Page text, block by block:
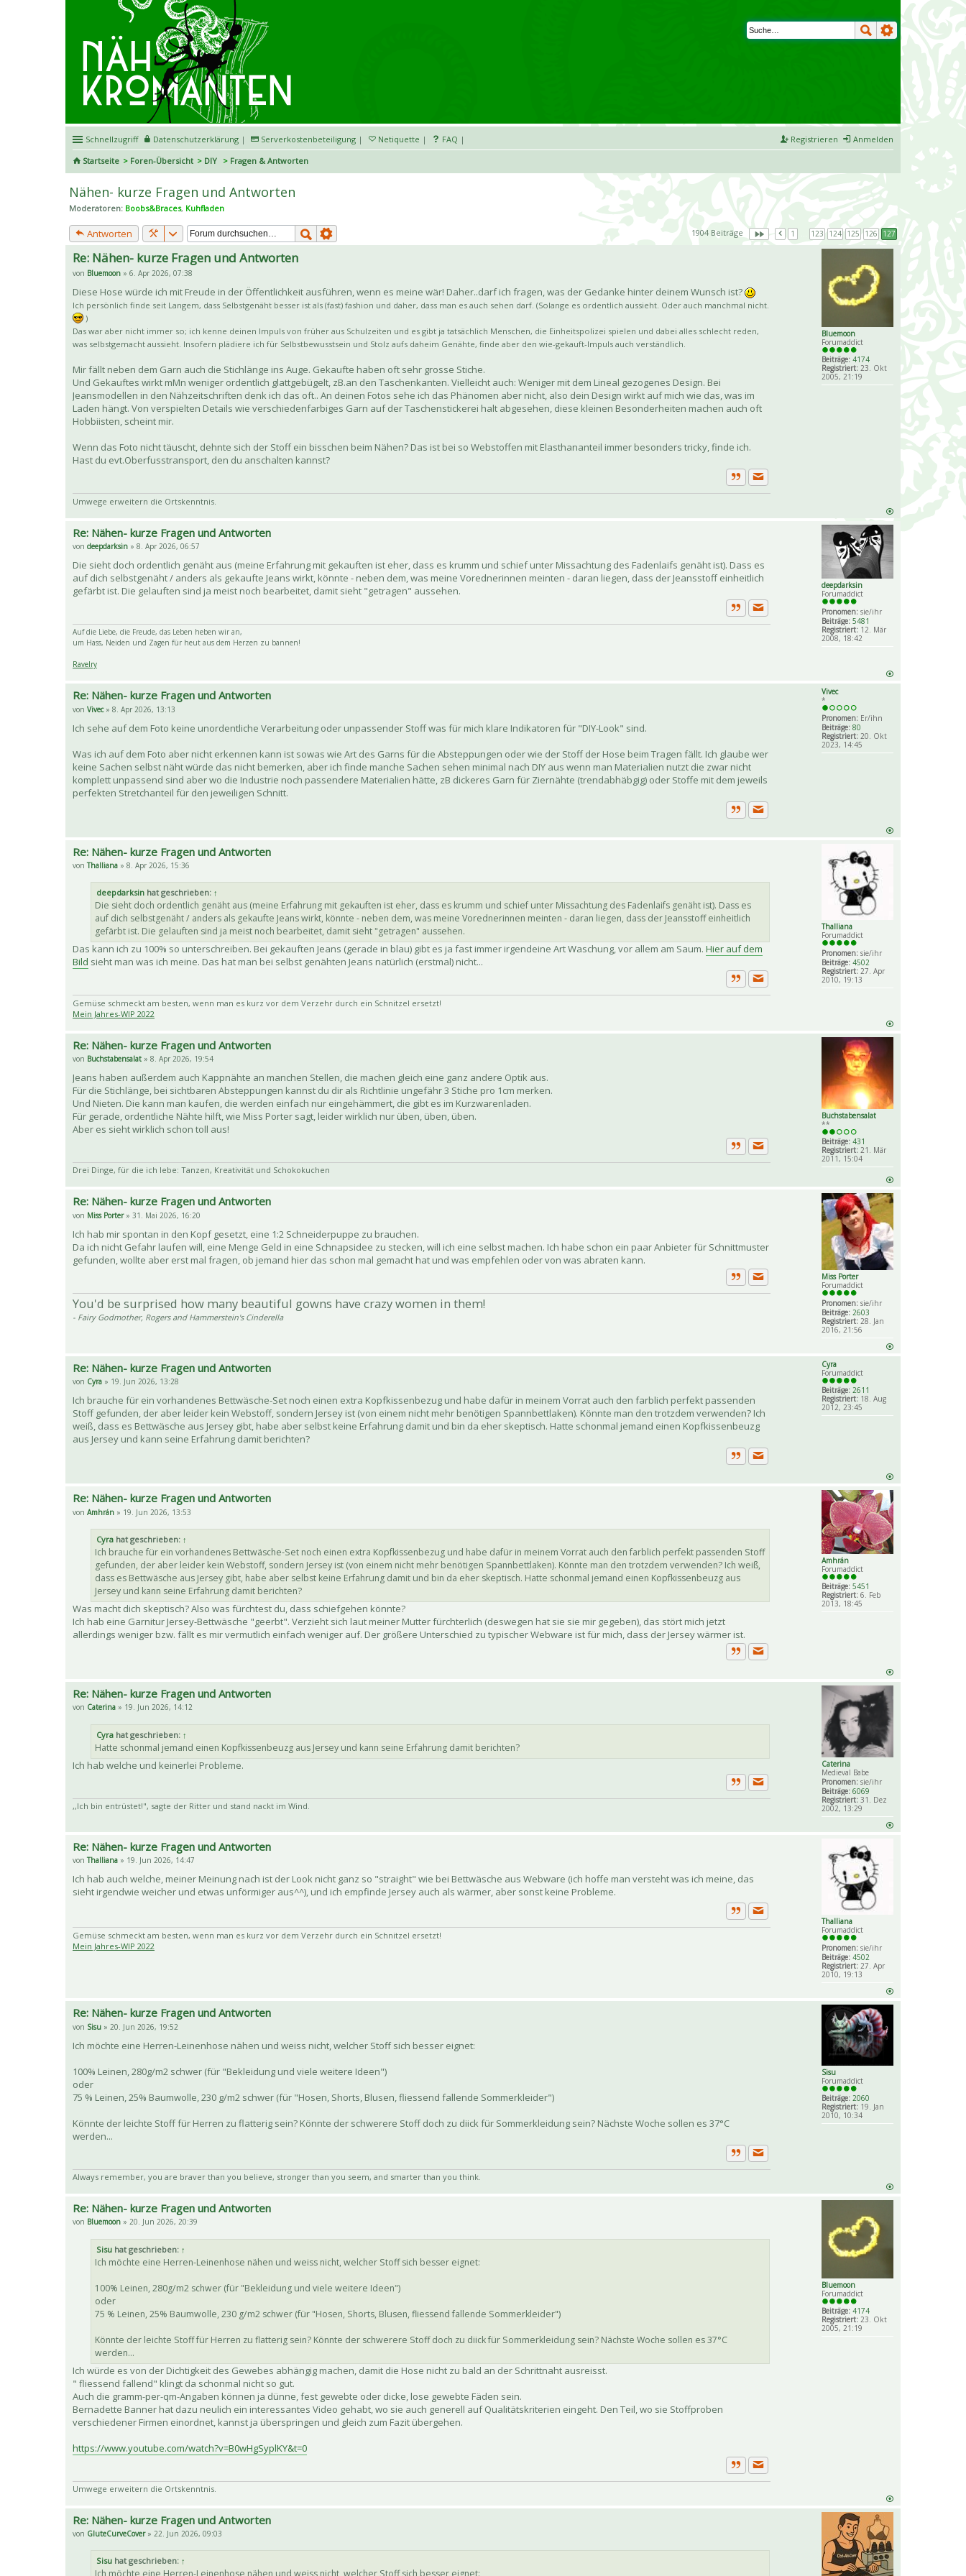
Schnellzugriff Datenschutzerklärung | Serverkostenbeteiligung | Netiquette | FAQ | Anmelden
Registrieren
Startseite
Foren-Übersicht DIY Fragen & Antworten
Nähen- kurze Fragen und Antworten
Moderatoren: Boobs&Braces, Kuhfladen
Antworten 1904 Beiträge 1 123 124 125 126 127
Bluemoon
Forumaddict
Beiträge: 4174
Registriert: 23. Okt
2005, 21:19
Re: Nähen- kurze Fragen und Antworten
von Bluemoon » 6. Apr 2026, 07:38
Diese Hose würde ich mit Freude in der Öffentlichkeit ausführen, wenn es meine wär! Daher..darf ich fragen, was der Gedanke hinter deinem Wunsch ist?
Ich persönlich finde seit Langem, dass Selbstgenäht besser ist als (fast) fashion und daher, dass man es auch sehen darf. (Solange es ordentlich aussieht. Oder auch manchmal nicht.
)
Das war aber nicht immer so; ich kenne deinen Impuls von früher aus Schulzeiten und es gibt ja tatsächlich Menschen, die Einheitspolizei spielen und dabei alles schlecht reden,
was selbstgemacht aussieht. Insofern plädiere ich für Selbstbewusstsein und Stolz aufs daheim Genähte, finde aber den wie-gekauft-Impuls auch verständlich.
Mir fällt neben dem Garn auch die Stichlänge ins Auge. Gekaufte haben oft sehr grosse Stiche.
Und Gekauftes wirkt mMn weniger ordentlich glattgebügelt, zB.an den Taschenkanten. Vielleicht auch: Weniger mit dem Lineal gezogenes Design. Bei
Jeansmodellen in den Nähzeitschriften denk ich das oft.. An deinen Fotos sehe ich das Phänomen aber nicht, also dein Design wirkt auf mich wie das, was im
Laden hängt. Von verspielten Details wie verschiedenfarbiges Garn auf der Taschenstickerei halt abgesehen, diese kleinen Besonderheiten machen auch oft
Hobbiisten, scheint mir.
Wenn das Foto nicht täuscht, dehnte sich der Stoff ein bisschen beim Nähen? Das ist bei so Webstoffen mit Elasthananteil immer besonders tricky, finde ich.
Hast du evt.Oberfusstransport, den du anschalten kannst?
ZitatPrivate Nachricht senden
Umwege erweitern die Ortskenntnis.
deepdarksin
Forumaddict
Pronomen: sie/ihr
Beiträge: 5481
Registriert: 12. Mär
2008, 18:42
Re: Nähen- kurze Fragen und Antworten
von deepdarksin » 8. Apr 2026, 06:57
Die sieht doch ordentlich genäht aus (meine Erfahrung mit gekauften ist eher, dass es krumm und schief unter Missachtung des Fadenlaifs genäht ist). Dass es
auf dich selbstgenäht / anders als gekaufte Jeans wirkt, könnte - neben dem, was meine Vorednerinnen meinten - daran liegen, dass der Jeansstoff einheitlich
gefärbt ist. Die gelauften sind ja meist noch bearbeitet, damit sieht "getragen" aussehen.
ZitatPrivate Nachricht senden
Auf die Liebe, die Freude, das Leben heben wir an,
um Hass, Neiden und Zagen für heut aus dem Herzen zu bannen!
Ravelry
Vivec
*
Pronomen: Er/ihn
Beiträge: 80
Registriert: 20. Okt
2023, 14:45
Re: Nähen- kurze Fragen und Antworten
von Vivec» 8. Apr 2026, 13:13
Ich sehe auf dem Foto keine unordentliche Verarbeitung oder unpassender Stoff was für mich klare Indikatoren für "DIY-Look" sind.
Was ich auf dem Foto aber nicht erkennen kann ist sowas wie Art des Garns für die Absteppungen oder wie der Stoff der Hose beim Tragen fällt. Ich glaube wer
keine Sachen selbst näht würde das nicht bemerken, aber ich finde manche Sachen sehen minimal nach DIY aus wenn man Materialien nutzt die zwar nicht
komplett unpassend sind aber wo die Industrie noch passendere Materialien hätte, zB dickeres Garn für Ziernähte (trendabhäbgig) oder Stoffe mit dem jeweils
perfekten Stretchanteil für den jeweiligen Schnitt.
ZitatPrivate Nachricht senden
Thalliana
Forumaddict
Pronomen: sie/ihr
Beiträge: 4502
Registriert: 27. Apr
2010, 19:13
Re: Nähen- kurze Fragen und Antworten
vonThalliana » 8. Apr 2026, 15:36
deepdarksin hat geschrieben: ↑
Die sieht doch ordentlich genäht aus (meine Erfahrung mit gekauften ist eher, dass es krumm und schief unter Missachtung des Fadenlaifs genäht ist). Dass es
auf dich selbstgenäht / anders als gekaufte Jeans wirkt, könnte - neben dem, was meine Vorednerinnen meinten - daran liegen, dass der Jeansstoff einheitlich
gefärbt ist. Die gelauften sind ja meist noch bearbeitet, damit sieht "getragen" aussehen.
Das kann ich zu 100% so unterschreiben. Bei gekauften Jeans (gerade in blau) gibt es ja fast immer irgendeine Art Waschung, vor allem am Saum. Hier auf dem
Bild sieht man was ich meine. Das hat man bei selbst genähten Jeans natürlich (erstmal) nicht...
ZitatPrivate Nachricht senden
Gemüse schmeckt am besten, wenn man es kurz vor dem Verzehr durch ein Schnitzel ersetzt!
Mein Jahres-WIP 2022
Buchstabensalat
**
Beiträge: 431
Registriert: 21. Mär
2011, 15:04
Re: Nähen- kurze Fragen und Antworten
von Buchstabensalat » 8. Apr 2026, 19:54
Jeans haben außerdem auch Kappnähte an manchen Stellen, die machen gleich eine ganz andere Optik aus.
Für die Stichlänge, bei sichtbaren Absteppungen kannst du dir als Richtlinie ungefähr 3 Stiche pro 1cm merken.
Und Nieten. Die kann man kaufen, die werden einfach nur eingehämmert, die gibt es im Kurzwarenladen.
Für gerade, ordentliche Nähte hilft, wie Miss Porter sagt, leider wirklich nur üben, üben, üben.
Aber es sieht wirklich schon toll aus!
ZitatPrivate Nachricht senden
Drei Dinge, für die ich lebe: Tanzen, Kreativität und Schokokuchen
Miss Porter
Forumaddict
Pronomen: sie/ihr
Beiträge: 2603
Registriert: 28. Jan
2016, 21:56
Re: Nähen- kurze Fragen und Antworten
von Miss Porter» 31. Mai 2026, 16:20
Ich hab mir spontan in den Kopf gesetzt, eine 1:2 Schneiderpuppe zu brauchen.
Da ich nicht Gefahr laufen will, eine Menge Geld in eine Schnapsidee zu stecken, will ich eine selbst machen. Ich habe schon ein paar Anbieter für Schnittmuster
gefunden, wollte aber erst mal fragen, ob jemand hier das schon mal gemacht hat und was empfehlen oder von was abraten kann.
ZitatPrivate Nachricht senden
You'd be surprised how many beautiful gowns have crazy women in them!
- Fairy Godmother, Rogers and Hammerstein's Cinderella
Cyra
Forumaddict
Beiträge: 2611
Registriert: 18. Aug
2012, 23:45
Re: Nähen- kurze Fragen und Antworten
von Cyra » 19. Jun 2026, 13:28
Ich brauche für ein vorhandenes Bettwäsche-Set noch einen extra Kopfkissenbezug und habe dafür in meinem Vorrat auch den farblich perfekt passenden
Stoff gefunden, der aber leider kein Webstoff, sondern Jersey ist (von einem nicht mehr benötigen Spannbettlaken). Könnte man den trotzdem verwenden? Ich
weiß, dass es Bettwäsche aus Jersey gibt, habe aber selbst keine Erfahrung damit und bin da eher skeptisch. Hatte schonmal jemand einen Kopfkissenbeuzg
aus Jersey und kann seine Erfahrung damit berichten?
ZitatPrivate Nachricht senden
Amhrán
Forumaddict
Beiträge: 5451
Registriert: 6. Feb
2013, 18:45
Re: Nähen- kurze Fragen und Antworten
von Amhrán » 19. Jun 2026, 13:53
Cyra hat geschrieben: ↑
Ich brauche für ein vorhandenes Bettwäsche-Set noch einen extra Kopfkissenbezug und habe dafür in meinem Vorrat auch den farblich perfekt passenden Stoff
gefunden, der aber leider kein Webstoff, sondern Jersey ist (von einem nicht mehr benötigen Spannbettlaken). Könnte man den trotzdem verwenden? Ich weiß,
dass es Bettwäsche aus Jersey gibt, habe aber selbst keine Erfahrung damit und bin da eher skeptisch. Hatte schonmal jemand einen Kopfkissenbeuzg aus
Jersey und kann seine Erfahrung damit berichten?
Was macht dich skeptisch? Also was fürchtest du, dass schiefgehen könnte?
Ich hab eine Garnitur Jersey-Bettwäsche "geerbt". Verzieht sich laut meiner Mutter fürchterlich (deswegen hat sie sie mir gegeben), das stört mich jetzt
allerdings weniger bzw. fällt es mir vermutlich einfach weniger auf. Der größere Unterschied zu typischer Webware ist für mich, dass der Jersey wärmer ist.
ZitatPrivate Nachricht senden
Caterina
Medieval Babe
Pronomen: sie/ihr
Beiträge: 6069
Registriert: 31. Dez
2002, 13:29
Re: Nähen- kurze Fragen und Antworten
von Caterina » 19. Jun 2026, 14:12
Cyra hat geschrieben: ↑
Hatte schonmal jemand einen Kopfkissenbeuzg aus Jersey und kann seine Erfahrung damit berichten?
Ich hab welche und keinerlei Probleme.
ZitatPrivate Nachricht senden
,,Ich bin entrüstet!", sagte der Ritter und stand nackt im Wind.
Thalliana
Forumaddict
Pronomen: sie/ihr
Beiträge: 4502
Registriert: 27. Apr
2010, 19:13
Re: Nähen- kurze Fragen und Antworten
vonThalliana » 19. Jun 2026, 14:47
Ich hab auch welche, meiner Meinung nach ist der Look nicht ganz so "straight" wie bei Bettwäsche aus Webware (ich hoffe man versteht was ich meine, das
sieht irgendwie weicher und etwas unförmiger aus^^), und ich empfinde Jersey auch als wärmer, aber sonst keine Probleme.
ZitatPrivate Nachricht senden
Gemüse schmeckt am besten, wenn man es kurz vor dem Verzehr durch ein Schnitzel ersetzt!
Mein Jahres-WIP 2022
Sisu
Forumaddict
Beiträge: 2060
Registriert: 19. Jan
2010, 10:34
Re: Nähen- kurze Fragen und Antworten
von Sisu » 20. Jun 2026, 19:52
Ich möchte eine Herren-Leinenhose nähen und weiss nicht, welcher Stoff sich besser eignet:
100% Leinen, 280g/m2 schwer (für "Bekleidung und viele weitere Ideen")
oder
75 % Leinen, 25% Baumwolle, 230 g/m2 schwer (für "Hosen, Shorts, Blusen, fliessend fallende Sommerkleider")
Könnte der leichte Stoff für Herren zu flatterig sein? Könnte der schwerere Stoff doch zu diick für Sommerkleidung sein? Nächste Woche sollen es 37°C
werden...
ZitatPrivate Nachricht senden
Always remember, you are braver than you believe, stronger than you seem, and smarter than you think.
Bluemoon
Forumaddict
Beiträge: 4174
Registriert: 23. Okt
2005, 21:19
Re: Nähen- kurze Fragen und Antworten
von Bluemoon » 20. Jun 2026, 20:39
Sisu hat geschrieben: ↑
Ich möchte eine Herren-Leinenhose nähen und weiss nicht, welcher Stoff sich besser eignet:
100% Leinen, 280g/m2 schwer (für "Bekleidung und viele weitere Ideen")
oder
75 % Leinen, 25% Baumwolle, 230 g/m2 schwer (für "Hosen, Shorts, Blusen, fliessend fallende Sommerkleider")
Könnte der leichte Stoff für Herren zu flatterig sein? Könnte der schwerere Stoff doch zu diick für Sommerkleidung sein? Nächste Woche sollen es 37°C
werden...
Ich würde es von der Dichtigkeit des Gewebes abhängig machen, damit die Hose nicht zu bald an der Schrittnaht ausreisst.
" fliessend fallend" klingt da schonmal nicht so gut.
Auch die gramm-per-qm-Angaben können ja dünne, fest gewebte oder dicke, lose gewebte Fäden sein.
Bernadette Banner hat dazu neulich ein interessantes Video gehabt, wo sie auch generell auf Qualitätskriterien eingeht. Den Teil, wo sie Stoffproben
verschiedener Firmen einordnet, kannst ja überspringen und gleich zum Fazit übergehen.
https://www.youtube.com/watch?v=B0wHgSyplKY&t=0
ZitatPrivate Nachricht senden
Umwege erweitern die Ortskenntnis.
Re: Nähen- kurze Fragen und Antworten
von GluteCurveCover» 22. Jun 2026, 09:03
Sisu hat geschrieben: ↑